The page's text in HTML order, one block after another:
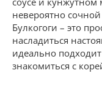
невероятно
Булкогоги – это
насладиться
идеально
знакомиться с